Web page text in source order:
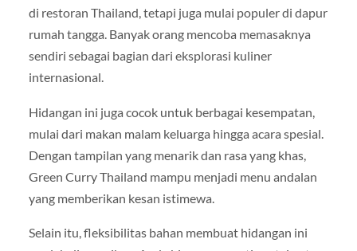
di restoran Thailand, tetapi juga mulai populer di dapur
rumah tangga. Banyak orang mencoba memasaknya
sendiri sebagai bagian dari eksplorasi kuliner
internasional.
Hidangan ini juga cocok untuk berbagai kesempatan,
mulai dari makan malam keluarga hingga acara spesial.
Dengan tampilan yang menarik dan rasa yang khas,
Green Curry Thailand mampu menjadi menu andalan
yang memberikan kesan istimewa.
Selain itu, fleksibilitas bahan membuat hidangan ini